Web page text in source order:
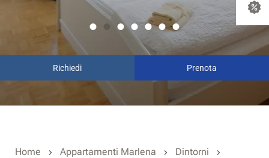
Richiedi Prenota
Home Appartamenti Marlena
Dintorni